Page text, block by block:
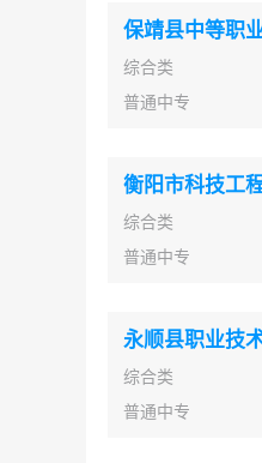
保靖县中等职
综合类
普通中专
衡阳市科技工
综合类
普通中专
永顺县职业技
综合类
普通中专